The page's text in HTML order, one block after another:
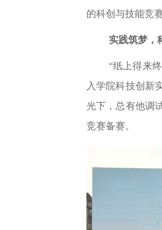
的科创与技能竞
实践筑梦，
“纸上得来
入学院科技创新
光下，总有他调
竞赛备赛。